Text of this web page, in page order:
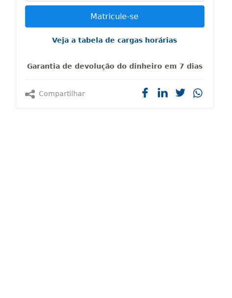
Veja a tabela de cargas horárias
Garantia de devolução do dinheiro em 7 dias
Compartilhar